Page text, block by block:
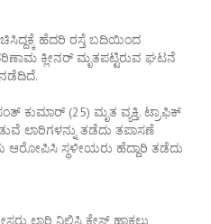
ಹೆದರಿ ರಸ್ತೆ ಬದಿಯಿಂದ
ಕ್ಲೀನರ್ ಮೃತಪಟ್ಟಿರುವ ಘಟನೆ
ನಡೆದಿದೆ.
ಕುಮಾರ್ (25) ಮೃತ ವ್ಯಕ್ತಿ. ಟ್ರಾಫಿಕ್
ಲಾರಿಗಳನ್ನು ತಡೆದು ತಪಾಸಣೆ
ಆರೋಪಿಸಿ ಸ್ಥಳೀಯರು ಹೆದ್ದಾರಿ ತಡೆದು
ಲಾರಿ ನಿಲ್ಲಿಸಿ ಕೇಸ್ ಹಾಕಲು